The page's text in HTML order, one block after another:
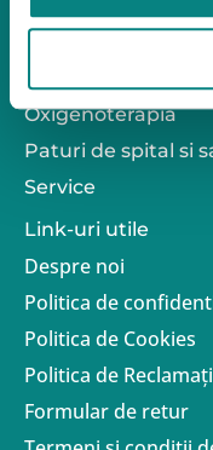
Latime intre manere
Marime
Marime 1
Marime 5
*Tipul scaunului cu
Manual (propulsat
Oxigenoterapia
Paturi de spital si
Service
Link-uri utile
Despre noi
Politica de
Politica de Cookies
Politica de
Formular de retur